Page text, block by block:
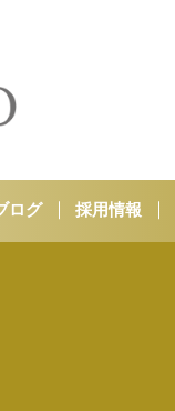
ログ 採用情報